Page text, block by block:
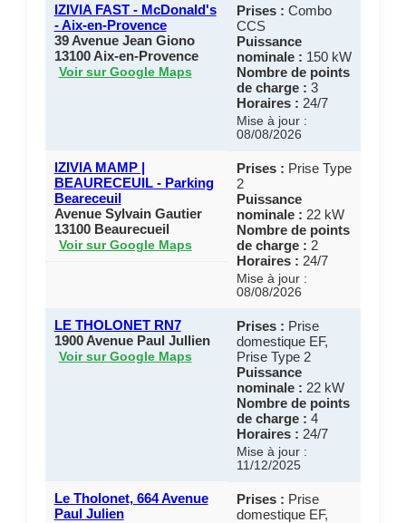
IZIVIA FAST - McDonald's
- Aix-en-Provence
39 Avenue Jean Giono
13100 Aix-en-Provence
Voir sur Google Maps
Prises : Combo
CCS
Puissance
nominale : 150 kW
Nombre de points
de charge : 3
Horaires : 24/7
Mise à jour :
08/08/2026
IZIVIA MAMP |
BEAURECEUIL - Parking
Beareceuil
Avenue Sylvain Gautier
13100 Beaurecueil
Voir sur Google Maps
Prises : Prise Type
2
Puissance
nominale : 22 kW
Nombre de points
de charge : 2
Horaires : 24/7
Mise à jour :
08/08/2026
LE THOLONET RN7
1900 Avenue Paul Jullien
Voir sur Google Maps
Prises : Prise
domestique EF,
Prise Type 2
Puissance
nominale : 22 kW
Nombre de points
de charge : 4
Horaires : 24/7
Mise à jour :
11/12/2025
Le Tholonet, 664 Avenue
Paul Julien
Prises : Prise
domestique EF,